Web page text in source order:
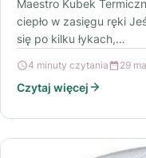
Maestro Kubek
ciepło w zasięgu ręki
się po kilku łykach,…
4 minuty czytania 29
Czytaj więcej